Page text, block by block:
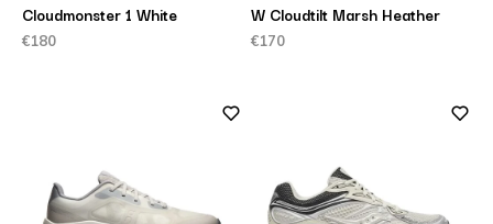
Cloudmonster 1 White
€180
W Cloudtilt Marsh Heather
€170